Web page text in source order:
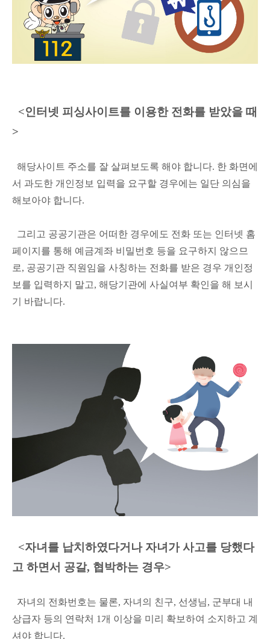
<인터넷 피싱사이트를 이용한 전화를 받았을 때
>
해당사이트 주소를 잘 살펴보도록 해야 합니다. 한 화면에
서 과도한 개인정보 입력을 요구할 경우에는 일단 의심을
해보아야 합니다.
그리고 공공기관은 어떠한 경우에도 전화 또는 인터넷 홈
페이지를 통해 예금계좌 비밀번호 등을 요구하지 않으므
로, 공공기관 직원임을 사칭하는 전화를 받은 경우 개인정
보를 입력하지 말고, 해당기관에 사실여부 확인을 해 보시
기 바랍니다.
<자녀를 납치하였다거나 자녀가 사고를 당했다
고 하면서 공갈, 협박하는 경우>
자녀의 전화번호는 물론, 자녀의 친구, 선생님, 군부대 내
상급자 등의 연락처 1개 이상을 미리 확보하여 소지하고 계
셔야 합니다.